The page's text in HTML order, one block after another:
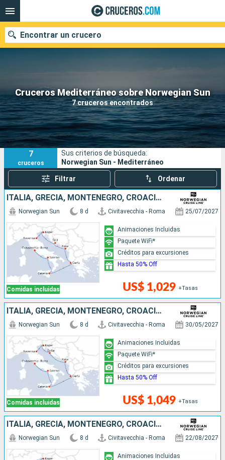
Cruceros Mediterráneo sobre Norwegian Sun
7 cruceros encontrados
Encontrar un crucero
Nuestros destinos
Fecha de salida
Puertos Compañías
Buscar
7
cruceros
Sus criterios de búsqueda:
Norwegian Sun - Mediterráneo
Filtrar Ordenar
ITALIA, GRECIA, MONTENEGRO, CROACIA, ESLOVENIA
Comidas incluidas
Norwegian Sun 8 d Civitavecchia - Roma 25/07/2027
US$ 1,029 +Tasas
Animaciones Incluidas
Paquete WiFi*
Créditos para excursiones
Hasta 50% Off
ITALIA, GRECIA, MONTENEGRO, CROACIA, ESLOVENIA
Comidas incluidas
Norwegian Sun 8 d Civitavecchia - Roma 30/05/2027
US$ 1,049 +Tasas
Animaciones Incluidas
Paquete WiFi*
Créditos para excursiones
Hasta 50% Off
ITALIA, GRECIA, MONTENEGRO, CROACIA, ESLOVENIA
Norwegian Sun 8 d Civitavecchia - Roma 22/08/2027
Animaciones Incluidas